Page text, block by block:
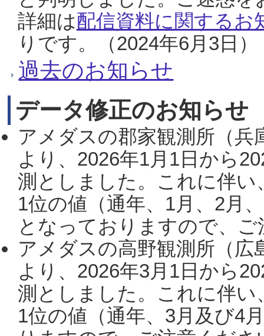
詳細は配信資料に関するお
りです。（2024年6月3日）
過去のお知らせ
データ修正のお知らせ
アメダスの郡家観測所（
より、2026年1月1日から
測としました。これに伴い
1位の値（通年、1月、2月
となっておりますので、
アメダスの高野観測所（
より、2026年3月1日から
測としました。これに伴い
1位の値（通年、3月及び4